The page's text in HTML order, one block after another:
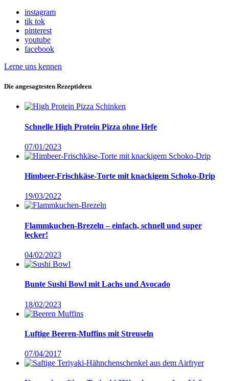
instagram
tik tok
pinterest
youtube
facebook
Lerne uns kennen
Die angesagtesten Rezeptideen
Schnelle High Protein Pizza ohne Hefe
07/01/2023
Himbeer-Frischkäse-Torte mit knackigem Schoko-Drip
19/03/2022
Flammkuchen-Brezeln – einfach, schnell und super
lecker!
04/02/2023
Bunte Sushi Bowl mit Lachs und Avocado
18/02/2023
Luftige Beeren-Muffins mit Streuseln
07/04/2017